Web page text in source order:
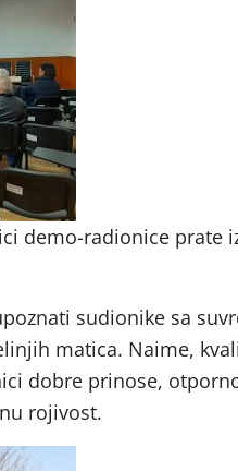
demo-radionice prate
sudionike sa
matica. Naime,
dobre prinose,
rojivost.